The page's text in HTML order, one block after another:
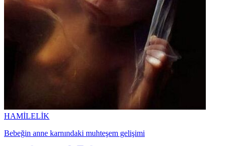
HAMİLELİK
Bebeğin anne karnındaki muhteşem gelişimi